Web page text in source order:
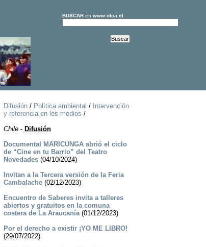
BUSCARen www.olca.cl
Difusión/ Política ambiental / Intervención
y referencia en los medios /
Chile- Difusión
Documental MARICUNGA abrió el ciclo
de “Cine en tu Barrio” del Teatro
Novedades(04/10/2024)
Invitan a la Tercera versión de la Feria
Cambalache(02/12/2023)
Encuentro de Saberes invita a talleres
abiertos y gratuitos en la comuna
costera de La Araucanía(01/12/2023)
Por el derecho a existir ¡YO ME LIBRO!
(29/07/2022)